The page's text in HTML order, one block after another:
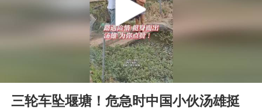
A股三大股指收涨
“立秋的第一杯奶茶”又爆单了
宇树科技中一签需缴款7.54万元
Play
三轮车坠堰塘！危急时中国小伙汤雄挺